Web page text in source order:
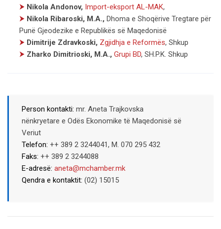
⮞ Nikola Andonov, Import-eksport AL-MAK,
⮞ Nikola Ribaroski, M.A., Dhoma e Shoqërive Tregtare për
Punë Gjeodezike e Republikës së Maqedonisë
⮞ Dimitrije Zdravkoski, Zgjidhja e Reformës, Shkup
⮞ Zharko Dimitrioski, M.A., Grupi BD, SH.P.K. Shkup
Person kontakti: mr. Aneta Trajkovska
nënkryetare e Odës Ekonomike të Maqedonisë së
Veriut
Telefon: ++ 389 2 3244041, M. 070 295 432
Faks: ++ 389 2 3244088
E-adresë: aneta@mchamber.mk
Qendra e kontaktit: (02) 15015